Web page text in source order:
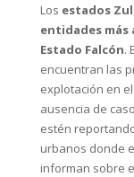
Los estados
entidades más
Estado Falcón.
encuentran las
explotación en
ausencia de
estén
urbanos donde
informan sobre